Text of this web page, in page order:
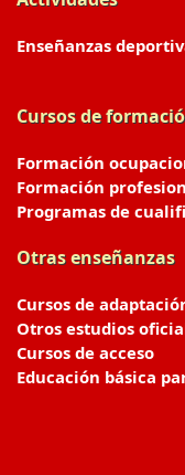
Enseñanzas
Cursos de
Formación
Formación
Programas de
Otras enseñanzas
Cursos de
Otros estudios
Cursos de acceso
Educación básica